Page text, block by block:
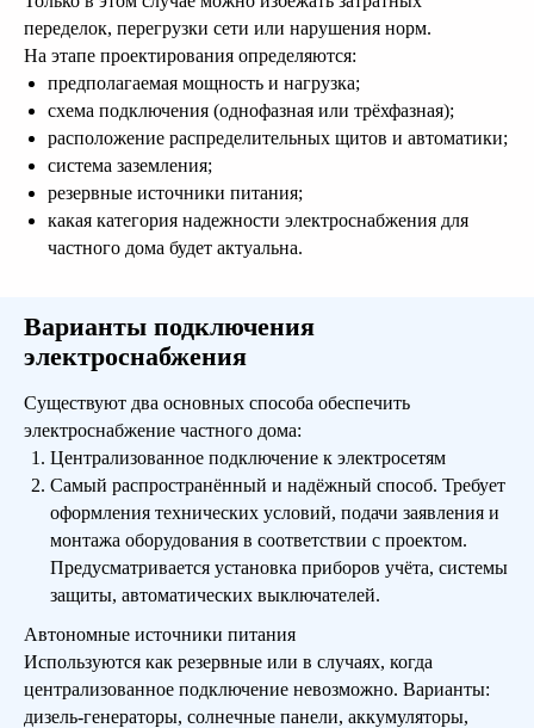
переделок, перегрузки сети или нарушения норм.
На этапе проектирования определяются:
предполагаемая мощность и нагрузка;
схема подключения (однофазная или трёхфазная);
расположение распределительных щитов и автоматики;
система заземления;
резервные источники питания;
какая категория надежности электроснабжения для
частного дома будет актуальна.
Варианты подключения
электроснабжения
Существуют два основных способа обеспечить
электроснабжение частного дома:
Централизованное подключение к электросетям
Самый распространённый и надёжный способ. Требует
оформления технических условий, подачи заявления и
монтажа оборудования в соответствии с проектом.
Предусматривается установка приборов учёта, системы
защиты, автоматических выключателей.
Автономные источники питания
Используются как резервные или в случаях, когда
централизованное подключение невозможно. Варианты:
дизель-генераторы, солнечные панели, аккумуляторы,